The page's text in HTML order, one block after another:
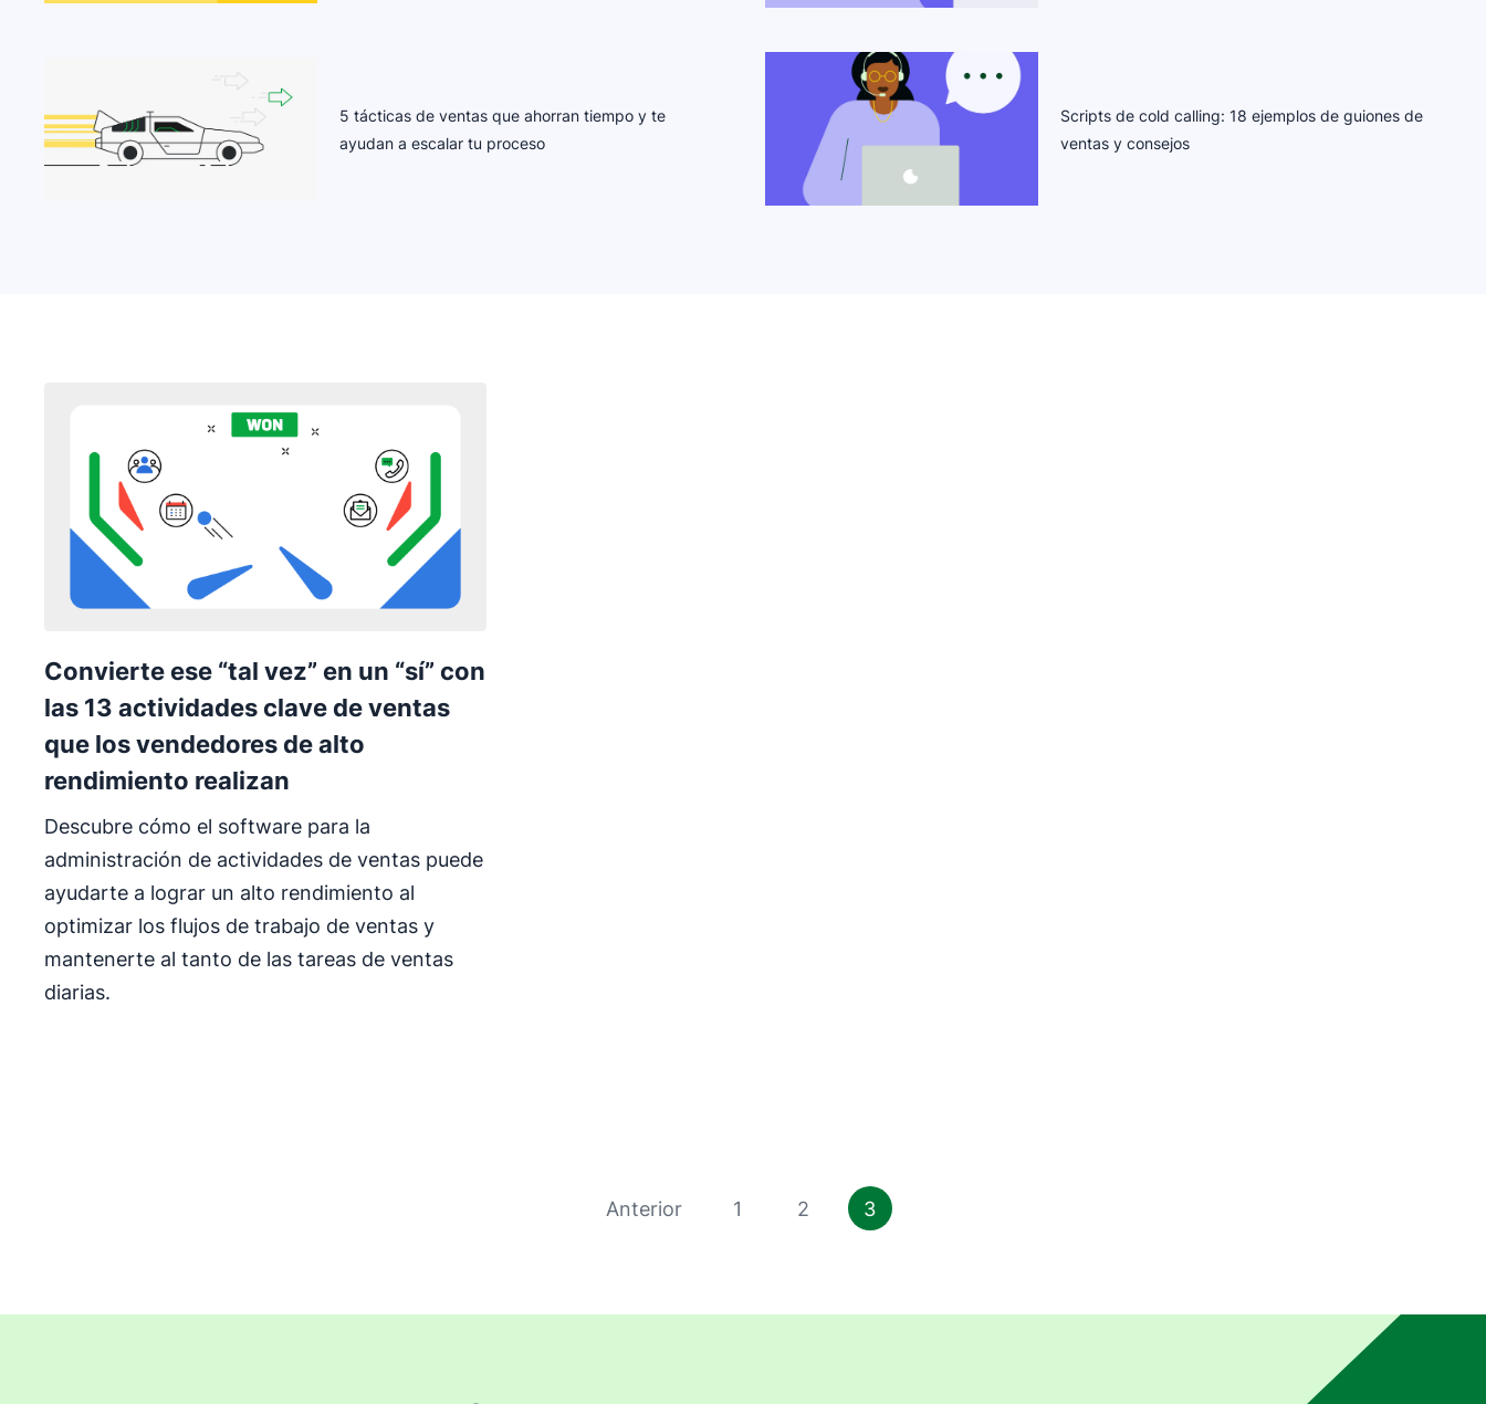
5 tácticas de ventas que ahorran tiempo y te
ayudan a escalar tu proceso
Scripts de cold calling: 18 ejemplos de guiones de
ventas y consejos
Convierte ese “tal vez” en un “sí” con
las 13 actividades clave de ventas
que los vendedores de alto
rendimiento realizan
Descubre cómo el software para la
administración de actividades de ventas puede
ayudarte a lograr un alto rendimiento al
optimizar los flujos de trabajo de ventas y
mantenerte al tanto de las tareas de ventas
diarias.
Anterior 1 2 3